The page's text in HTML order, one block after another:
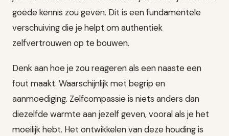
goede kennis zou geven. Dit is een fundamentele
verschuiving die je helpt om authentiek
zelfvertrouwen op te bouwen.
Denk aan hoe je zou reageren als een naaste een
fout maakt. Waarschijnlijk met begrip en
aanmoediging. Zelfcompassie is niets anders dan
diezelfde warmte aan jezelf geven, vooral als je het
moeilijk hebt. Het ontwikkelen van deze houding is